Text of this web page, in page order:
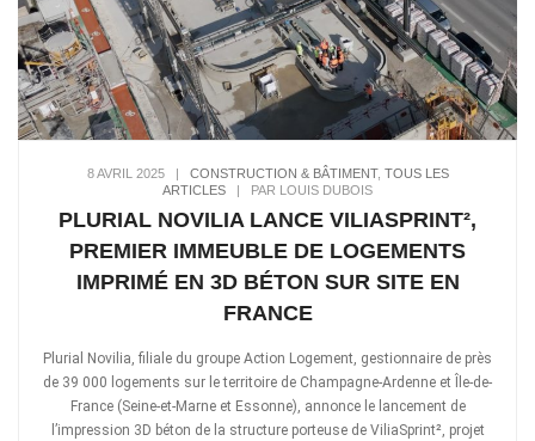
8 AVRIL 2025| CONSTRUCTION & BÂTIMENT, TOUS LES
ARTICLES | PAR LOUIS DUBOIS
PLURIAL NOVILIA LANCE VILIASPRINT²,
PREMIER IMMEUBLE DE LOGEMENTS
IMPRIMÉ EN 3D BÉTON SUR SITE EN
FRANCE
Plurial Novilia, filiale du groupe Action Logement, gestionnaire de près
de 39 000 logements sur le territoire de Champagne-Ardenne et Île-de-
France (Seine-et-Marne et Essonne), annonce le lancement de
l’impression 3D béton de la structure porteuse de ViliaSprint², projet